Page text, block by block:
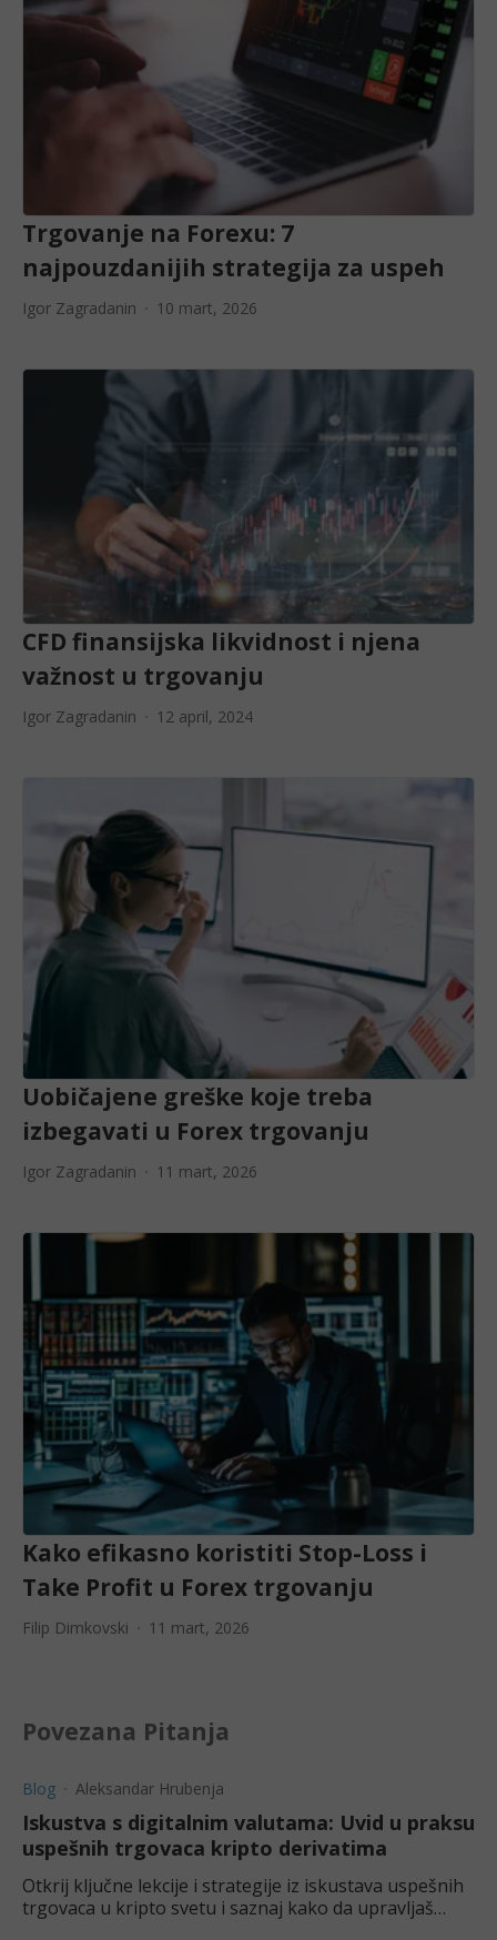
Trgovanje na Forexu: 7
najpouzdanijih strategija za uspeh
Igor Zagradanin 10 mart, 2026
CFD finansijska likvidnost i njena
važnost u trgovanju
Igor Zagradanin 12 april, 2024
Uobičajene greške koje treba
izbegavati u Forex trgovanju
Igor Zagradanin 11 mart, 2026
Kako efikasno koristiti Stop-Loss i
Take Profit u Forex trgovanju
Filip Dimkovski 11 mart, 2026
Povezana Pitanja
Blog Aleksandar Hrubenja
Iskustva s digitalnim valutama: Uvid u praksu
uspešnih trgovaca kripto derivatima
Otkrij ključne lekcije i strategije iz iskustava uspešnih
trgovaca u kripto svetu i saznaj kako da upravljaš